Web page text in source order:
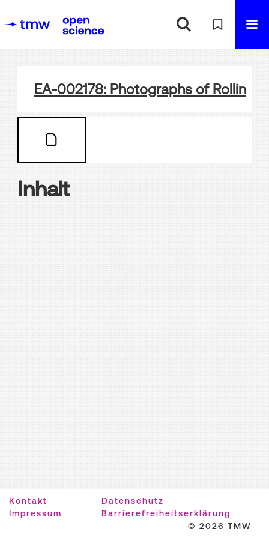
EA-002178: Photographs of Rolling
Inhalt
Kontakt
Datenschutz
Impressum
Barrierefreiheitserklärung
© 2026 TMW